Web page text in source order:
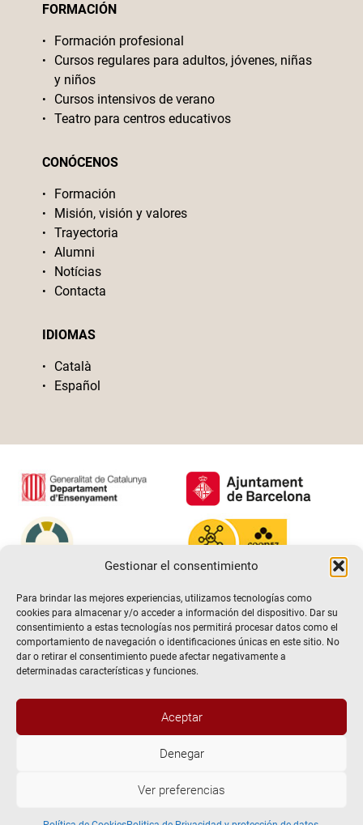
Gestionar el consentimiento
Para brindar las mejores experiencias, utilizamos tecnologías como
cookies para almacenar y/o acceder a información del dispositivo. Dar su
consentimiento a estas tecnologías nos permitirá procesar datos como el
comportamiento de navegación o identificaciones únicas en este sitio. No
dar o retirar el consentimiento puede afectar negativamente a
determinadas características y funciones.
Aceptar
Denegar
Ver preferencias
FORMACIÓN
Formación profesional
Cursos regulares para adultos, jóvenes, niñas
y niños
Cursos intensivos de verano
Teatro para centros educativos
CONÓCENOS
Formación
Misión, visión y valores
Trayectoria
Alumni
Notícias
Contacta
IDIOMAS
Català
Español
Aviso Legal